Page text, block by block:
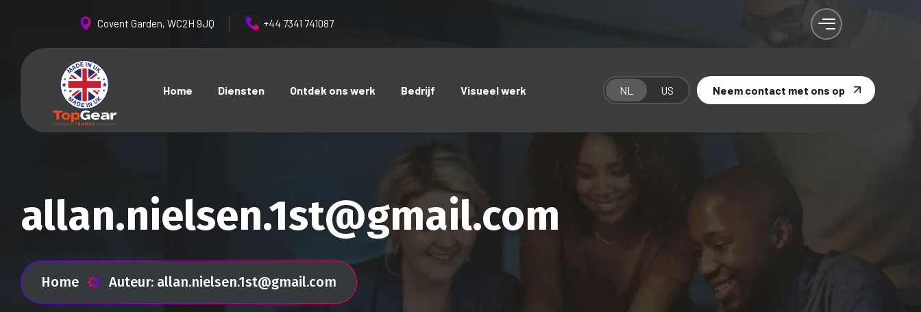
Covent Garden, WC2H 9JQ +44 7341 741087
Home Diensten Ontdek ons werk Bedrijf Visueel werk NL US Neem contact met ons op
allan.nielsen.1st@gmail.com
Home Auteur: allan.nielsen.1st@gmail.com